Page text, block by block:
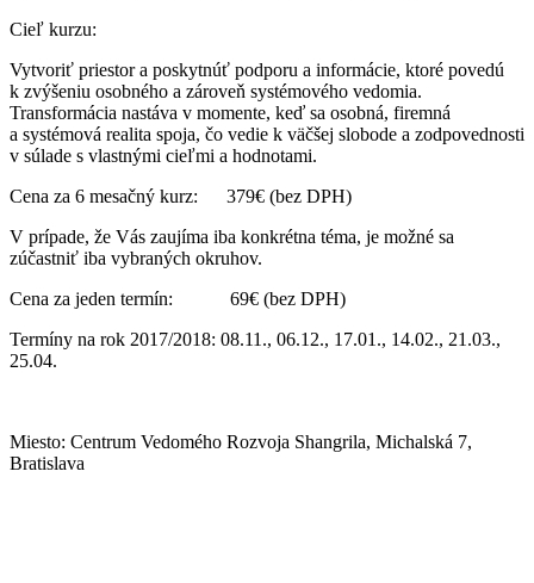
Cieľ kurzu:
Vytvoriť priestor a poskytnúť podporu a informácie, ktoré povedú
k zvýšeniu osobného a zároveň systémového vedomia.
Transformácia nastáva v momente, keď sa osobná, firemná
a systémová realita spoja, čo vedie k väčšej slobode a zodpovednosti
v súlade s vlastnými cieľmi a hodnotami.
Cena za 6 mesačný kurz: 379€ (bez DPH)
V prípade, že Vás zaujíma iba konkrétna téma, je možné sa
zúčastniť iba vybraných okruhov.
Cena za jeden termín: 69€ (bez DPH)
Termíny na rok 2017/2018: 08.11., 06.12., 17.01., 14.02., 21.03.,
25.04.
Miesto: Centrum Vedomého Rozvoja Shangrila, Michalská 7,
Bratislava